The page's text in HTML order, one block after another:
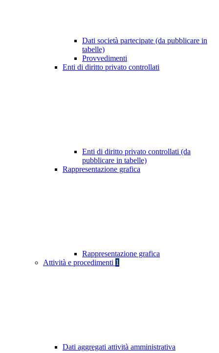
Dati società partecipate (da pubblicare in
tabelle)
Provvedimenti
Enti di diritto privato controllati
Enti di diritto privato controllati (da
pubblicare in tabelle)
Rappresentazione grafica
Rappresentazione grafica
Attività e procedimenti 1
Dati aggregati attività amministrativa